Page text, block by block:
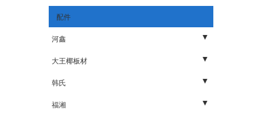
配件
河鑫
木板
石膏板
轻钢龙骨
大王椰板材
五金
板材
韩氏
胶水
福湘